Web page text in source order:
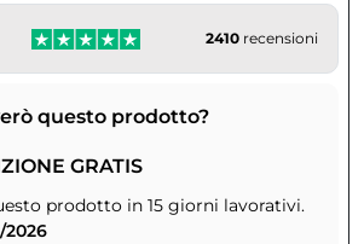
2410 recensioni
questo prodotto?
GRATIS
prodotto in 15 giorni lavorativi.
2026